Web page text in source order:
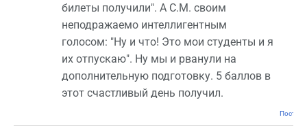
билеты получили". А С.М. своим
неподражаемо интеллигентным
голосом: "Ну и что! Это мои студенты и я
их отпускаю". Ну мы и рванули на
дополнительную подготовку. 5 баллов в
этот счастливый день получил.